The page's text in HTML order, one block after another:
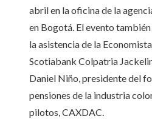
abril en la oficina de la
en Bogotá. El evento
la asistencia de la
Scotiabank Colpatria
Daniel Niño, presidente del
pensiones de la industria
pilotos, CAXDAC.